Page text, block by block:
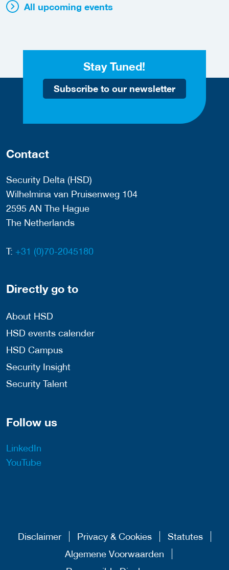
All upcoming events
Stay Tuned!
Subscribe to our newsletter
Contact
Security Delta (HSD)
Wilhelmina van Pruisenweg 104
2595 AN The Hague
The Netherlands
T: +31 (0)70-2045180
Directly go to
About HSD
HSD events calender
HSD Campus
Security Insight
Security Talent
Follow us
LinkedIn
YouTube
Disclaimer Privacy & Cookies
Statutes
Algemene Voorwaarden